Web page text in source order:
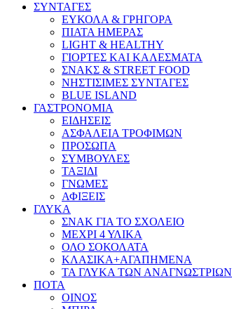
ΣΥΝΤΑΓΕΣ
ΕΥΚΟΛΑ & ΓΡΗΓΟΡΑ
ΠΙΑΤΑ ΗΜΕΡΑΣ
LIGHT & HEALTHY
ΓΙΟΡΤΕΣ ΚΑΙ ΚΑΛΕΣΜΑΤΑ
ΣΝΑΚΣ & STREET FOOD
ΝΗΣΤΙΣΙΜΕΣ ΣΥΝΤΑΓΕΣ
BLUE ISLAND
ΓΑΣΤΡΟΝΟΜΙΑ
ΕΙΔΗΣΕΙΣ
ΑΣΦΑΛΕΙΑ ΤΡΟΦΙΜΩΝ
ΠΡΟΣΩΠΑ
ΣΥΜΒΟΥΛΕΣ
ΤΑΞΙΔΙ
ΓΝΩΜΕΣ
ΑΦΙΞΕΙΣ
ΓΛΥΚΑ
ΣΝΑΚ ΓΙΑ ΤΟ ΣΧΟΛΕΙΟ
ΜΕΧΡΙ 4 ΥΛΙΚΑ
ΟΛΟ ΣΟΚΟΛΑΤΑ
ΚΛΑΣΙΚΑ+ΑΓΑΠΗΜΕΝΑ
ΤΑ ΓΛΥΚΑ ΤΩΝ ΑΝΑΓΝΩΣΤΡΙΩΝ
ΠΟΤΑ
ΟΙΝΟΣ